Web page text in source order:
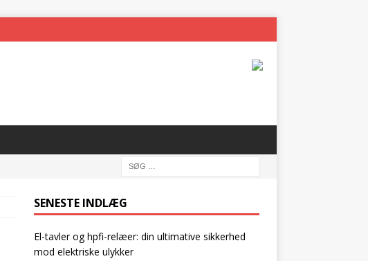
SENESTE INDLÆG
El-tavler og hpfi-relæer: din ultimative sikkerhed
mod elektriske ulykker